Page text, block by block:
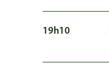
19h10